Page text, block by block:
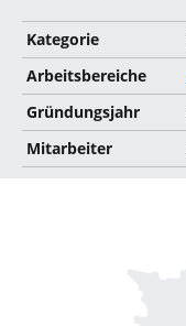
Kategorie
Arbeitsbereiche
Gründungsjahr
Mitarbeiter